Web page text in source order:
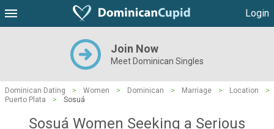
Login
Join Now
Meet Dominican Singles
Dominican Dating > Women > Dominican > Marriage > Location
>
Puerto Plata
> Sosuá
Sosuá Women Seeking a Serious